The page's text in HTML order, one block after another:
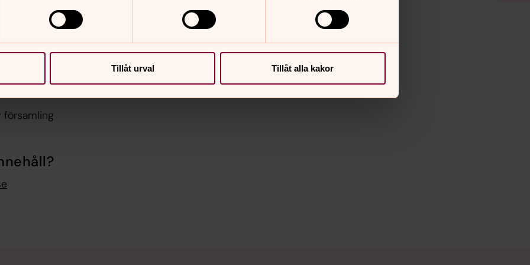
Tillåt urval Tillåt alla kakor
oss inte för prövning.” (Lukas 11:1–
församling